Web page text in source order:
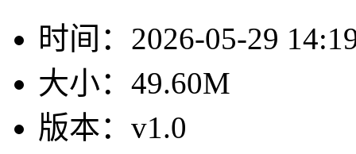
时间： 2026-05-29
大小： 49.60M
版本： v1.0